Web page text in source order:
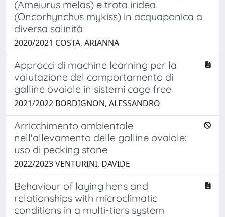
(Ameiurus melas) e trota iridea
(Oncorhynchus mykiss) in acquaponica a
diversa salinità
2020/2021 COSTA, ARIANNA
Approcci di machine learning per la
valutazione del comportamento di
galline ovaiole in sistemi cage free
2021/2022 BORDIGNON, ALESSANDRO
Arricchimento ambientale
nell'allevamento delle galline ovaiole:
uso di pecking stone
2022/2023 VENTURINI, DAVIDE
Behaviour of laying hens and
relationships with microclimatic
conditions in a multi-tiers system